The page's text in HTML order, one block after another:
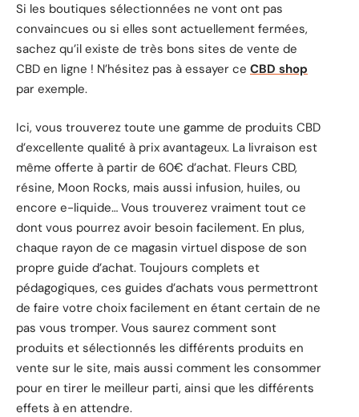
Si les boutiques sélectionnées ne vont ont pas
convaincues ou si elles sont actuellement fermées,
sachez qu’il existe de très bons sites de vente de
CBD en ligne ! N’hésitez pas à essayer ce CBD shop
par exemple.
Ici, vous trouverez toute une gamme de produits CBD
d’excellente qualité à prix avantageux. La livraison est
même offerte à partir de 60€ d’achat. Fleurs CBD,
résine, Moon Rocks, mais aussi infusion, huiles, ou
encore e-liquide… Vous trouverez vraiment tout ce
dont vous pourrez avoir besoin facilement. En plus,
chaque rayon de ce magasin virtuel dispose de son
propre guide d’achat. Toujours complets et
pédagogiques, ces guides d’achats vous permettront
de faire votre choix facilement en étant certain de ne
pas vous tromper. Vous saurez comment sont
produits et sélectionnés les différents produits en
vente sur le site, mais aussi comment les consommer
pour en tirer le meilleur parti, ainsi que les différents
effets à en attendre.